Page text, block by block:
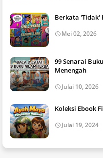
Berkata 'Tidak'
Mei 02, 2026
99 Senarai
Menengah
Julai 10, 2026
Koleksi Ebook
Julai 19, 2024